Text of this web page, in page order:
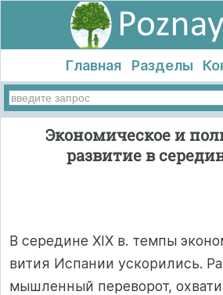
Главная Разделы
Экономическое и
развитие в
В се­ре­ди­не XIX в. тем­пы
ви­тия Ис­па­нии ус­ко­ри­лись.
мыш­лен­ный пе­ре­во­рот,